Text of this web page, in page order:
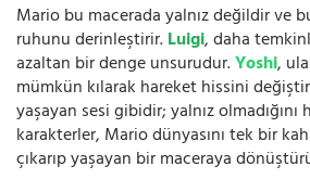
Mario bu macerada yalnız değildir ve
ruhunu derinleştirir.Luigi, daha
azaltan bir denge unsurudur.Yoshi,
mümkün kılarak hareket hissini
yaşayan sesi gibidir; yalnız
karakterler, Mario dünyasını tek bir
çıkarıp yaşayan bir maceraya